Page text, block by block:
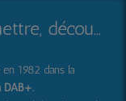
RPL Radio : partager, transmettre, découvrir et surprendre
1982 dans la
DAB+.